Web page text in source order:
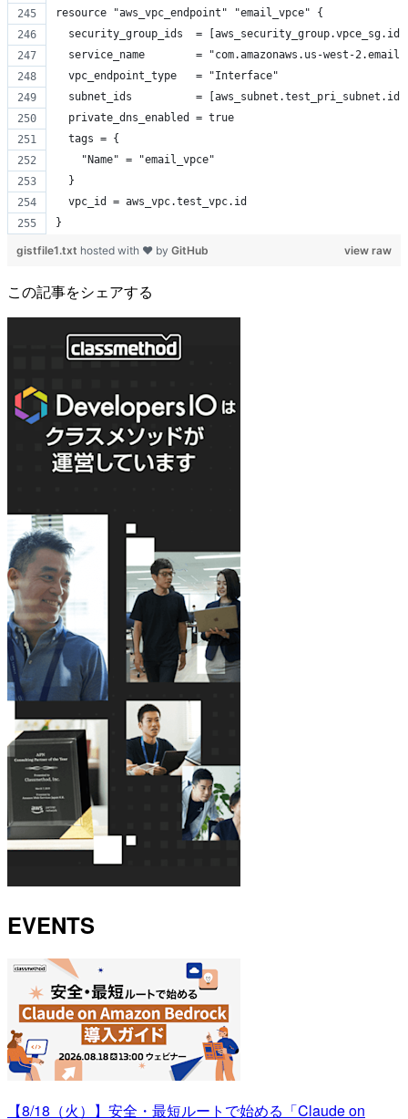
resource "aws_vpc_endpoint" "email_vpce" {
  security_group_ids  = [aws_security_group.vpce_sg.id]
service_name        = "com.amazonaws.us-west-
  vpc_endpoint_type   = "Interface"
  subnet_ids          = [aws_subnet.test_pri_subnet.id]
  private_dns_enabled = true
  tags = {
    "Name" = "email_vpce"
  }
  vpc_id = aws_vpc.test_vpc.id
}
view raw
gistfile1.txt hosted with ❤ by GitHub
この記事をシェアする
EVENTS
【8/18（火）】安全・最短ルートで始める「Claude on